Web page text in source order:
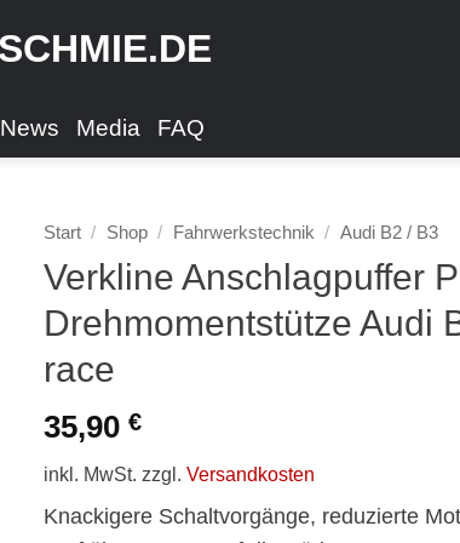
News Media FAQ
Start / Shop / Fahrwerkstechnik / Audi B2 / B3
Verkline Anschlagpuffer
Drehmomentstütze Audi
race
35,90 €
inkl. MwSt. zzgl. Versandkosten
Knackigere Schaltvorgänge, reduzierte